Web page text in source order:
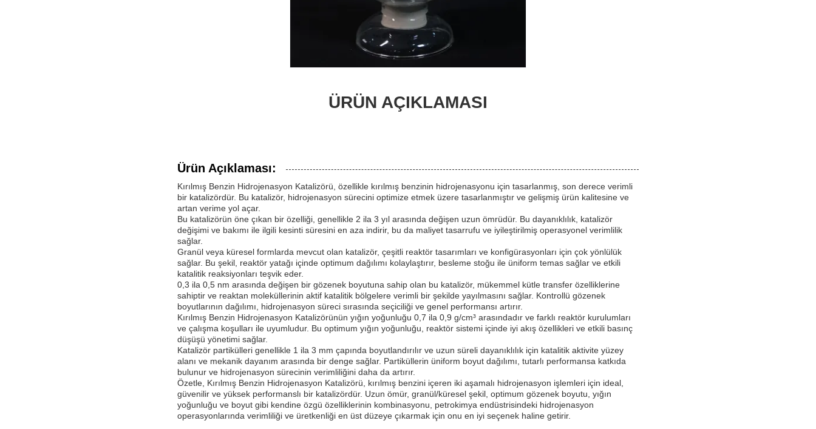
ÜRÜN AÇIKLAMASI
Ürün Açıklaması:
Kırılmış Benzin Hidrojenasyon Katalizörü, özellikle kırılmış benzinin hidrojenasyonu için tasarlanmış, son derece verimli
bir katalizördür. Bu katalizör, hidrojenasyon sürecini optimize etmek üzere tasarlanmıştır ve gelişmiş ürün kalitesine ve
artan verime yol açar.
Bu katalizörün öne çıkan bir özelliği, genellikle 2 ila 3 yıl arasında değişen uzun ömrüdür. Bu dayanıklılık, katalizör
değişimi ve bakımı ile ilgili kesinti süresini en aza indirir, bu da maliyet tasarrufu ve iyileştirilmiş operasyonel verimlilik
sağlar.
Granül veya küresel formlarda mevcut olan katalizör, çeşitli reaktör tasarımları ve konfigürasyonları için çok yönlülük
sağlar. Bu şekil, reaktör yatağı içinde optimum dağılımı kolaylaştırır, besleme stoğu ile üniform temas sağlar ve etkili
katalitik reaksiyonları teşvik eder.
0,3 ila 0,5 nm arasında değişen bir gözenek boyutuna sahip olan bu katalizör, mükemmel kütle transfer özelliklerine
sahiptir ve reaktan moleküllerinin aktif katalitik bölgelere verimli bir şekilde yayılmasını sağlar. Kontrollü gözenek
boyutlarının dağılımı, hidrojenasyon süreci sırasında seçiciliği ve genel performansı artırır.
Kırılmış Benzin Hidrojenasyon Katalizörünün yığın yoğunluğu 0,7 ila 0,9 g/cm³ arasındadır ve farklı reaktör kurulumları
ve çalışma koşulları ile uyumludur. Bu optimum yığın yoğunluğu, reaktör sistemi içinde iyi akış özellikleri ve etkili basınç
düşüşü yönetimi sağlar.
Katalizör partikülleri genellikle 1 ila 3 mm çapında boyutlandırılır ve uzun süreli dayanıklılık için katalitik aktivite yüzey
alanı ve mekanik dayanım arasında bir denge sağlar. Partiküllerin üniform boyut dağılımı, tutarlı performansa katkıda
bulunur ve hidrojenasyon sürecinin verimliliğini daha da artırır.
Özetle, Kırılmış Benzin Hidrojenasyon Katalizörü, kırılmış benzini içeren iki aşamalı hidrojenasyon işlemleri için ideal,
güvenilir ve yüksek performanslı bir katalizördür. Uzun ömür, granül/küresel şekil, optimum gözenek boyutu, yığın
yoğunluğu ve boyut gibi kendine özgü özelliklerinin kombinasyonu, petrokimya endüstrisindeki hidrojenasyon
operasyonlarında verimliliği ve üretkenliği en üst düzeye çıkarmak için onu en iyi seçenek haline getirir.